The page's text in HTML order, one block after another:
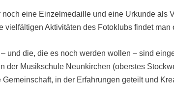
eine Einzelmedaille und eine Urkunde als
vielfältigen Aktivitäten des Fotoklubs findet
und die, die es noch werden wollen – sind
der Musikschule Neunkirchen (oberstes
in der Erfahrungen geteilt und